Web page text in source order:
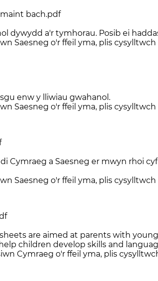
bach.pdf
dywydd a'r tymhorau. Posib ei
Saesneg o'r ffeil yma, plis cysylltwch
enw y lliwiau gwahanol.
Saesneg o'r ffeil yma, plis cysylltwch
Cymraeg a Saesneg er mwyn rhoi
Saesneg o'r ffeil yma, plis cysylltwch
sheets are aimed at parents with
children develop skills and
Cymraeg o'r ffeil yma, plis